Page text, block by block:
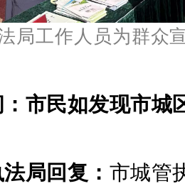
局工作人员为群众
市民如发现市城
局回复： 市城管